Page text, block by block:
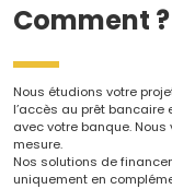
Comment ?
Nous étudions votre
l’accès au prêt
avec votre banque.
mesure.
Nos solutions de
uniquement en